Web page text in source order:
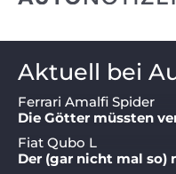
Aktuell bei
Ferrari Amalfi Spider
Die Götter müssten
Fiat Qubo L
Der (gar nicht mal so)